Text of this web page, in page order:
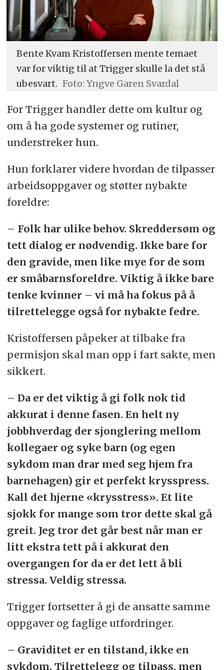
Bente Kvam Kristoffersen mente temaet
var for viktig til at Trigger skulle la det stå
ubesvart. Foto: Yngve Garen Svardal
For Trigger handler dette om kultur og
om å ha gode systemer og rutiner,
understreker hun.
Hun forklarer videre hvordan de tilpasser
arbeidsoppgaver og støtter nybakte
foreldre:
– Folk har ulike behov. Skreddersøm og
tett dialog er nødvendig. Ikke bare for
den gravide, men like mye for de som
er småbarnsforeldre. Viktig å ikke bare
tenke kvinner – vi må ha fokus på å
tilrettelegge også for nybakte fedre.
Kristoffersen påpeker at tilbake fra
permisjon skal man opp i fart sakte, men
sikkert.
– Da er det viktig å gi folk nok tid
akkurat i denne fasen. En helt ny
jobbhverdag der sjonglering mellom
kollegaer og syke barn (og egen
sykdom man drar med seg hjem fra
barnehagen) gir et perfekt krysspress.
Kall det hjerne «krysstress». Et lite
sjokk for mange som tror dette skal gå
greit. Jeg tror det går best når man er
litt ekstra tett på i akkurat den
overgangen for da er det lett å bli
stressa. Veldig stressa.
Trigger fortsetter å gi de ansatte samme
oppgaver og faglige utfordringer.
– Graviditet er en tilstand, ikke en
sykdom. Tilrettelegg og tilpass, men